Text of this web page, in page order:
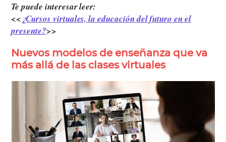
Te puede interesar leer:
<<¿Cursos virtuales, la educación del futuro en el
presente?>>
Nuevos modelos de enseñanza que va
más allá de las clases virtuales